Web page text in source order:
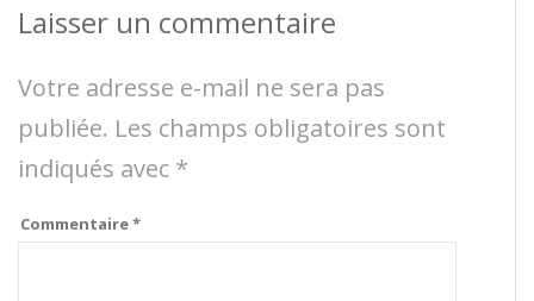
Laisser un commentaire
Votre adresse e-mail ne sera pas
publiée. Les champs obligatoires sont
indiqués avec *
Commentaire*